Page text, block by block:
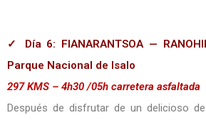
✓ Día 6: FIANARANTSOA —
Parque Nacional de Isalo
297 KMS – 4h30 /05h carretera asfaltada
Después de disfrutar de un delicioso